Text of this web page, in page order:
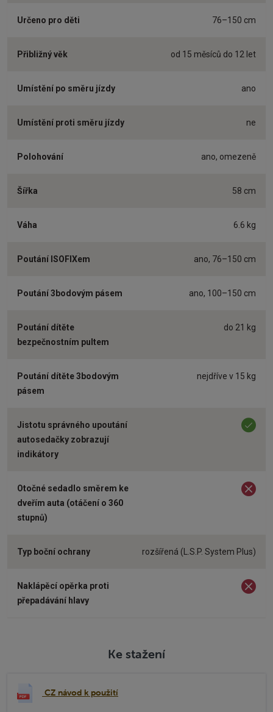
Určeno pro děti 76–150 cm
Přibližný věk od 15 měsíců do 12 let
Umístění po směru jízdy ano
Umístění proti směru jízdy ne
Polohování ano, omezeně
Šířka 58 cm
Váha 6.6 kg
Poutání ISOFIXem ano, 76–150 cm
Poutání 3bodovým pásem ano, 100–150 cm
Poutání dítěte
bezpečnostním pultem
do 21 kg
Poutání dítěte 3bodovým
pásem
nejdříve v 15 kg
Jistotu správného upoutání
autosedačky zobrazují
indikátory
Otočné sedadlo směrem ke
dveřím auta (otáčení o 360
stupnů)
Typ boční ochrany rozšířená (L.S.P. System Plus)
Naklápěcí opěrka proti
přepadávání hlavy
Ke stažení
CZ návod k použití